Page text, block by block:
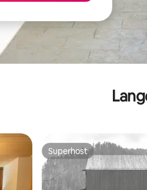
Superhost
Superhost